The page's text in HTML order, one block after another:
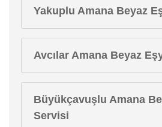
Yakuplu Amana Beyaz
Avcılar Amana Beyaz
Büyükçavuşlu Amana
Servisi